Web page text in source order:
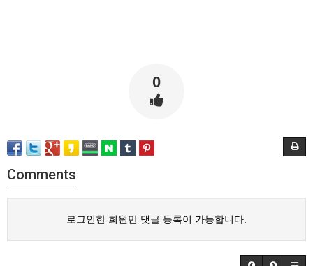
0
Comments
로그인한 회원만 댓글 등록이 가능합니다.